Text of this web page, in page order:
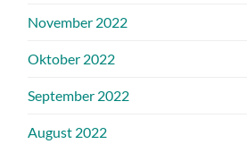
November 2022
Oktober 2022
September 2022
August 2022